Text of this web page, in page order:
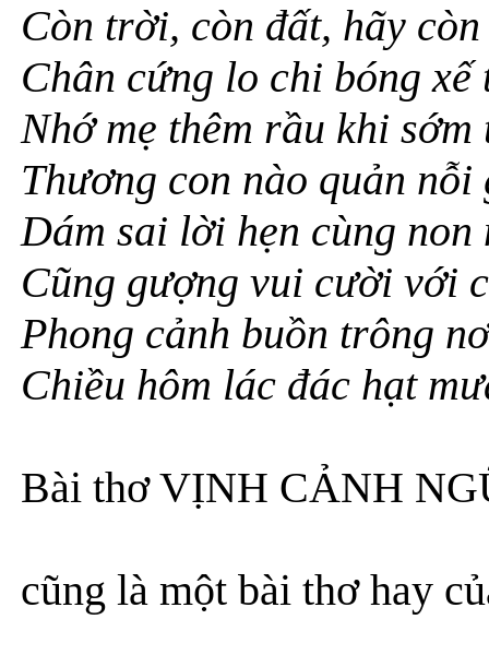
Còn trời, còn đất, hãy
Chân cứng lo chi bóng xế
Nhớ mẹ thêm rầu khi sớm
Thương con nào quản nỗi
Dám sai lời hẹn cùng non
Cũng gượng vui cười với
Phong cảnh buồn trông
Chiều hôm lác đác hạt
Bài thơ VỊNH CẢNH
cũng là một bài thơ hay